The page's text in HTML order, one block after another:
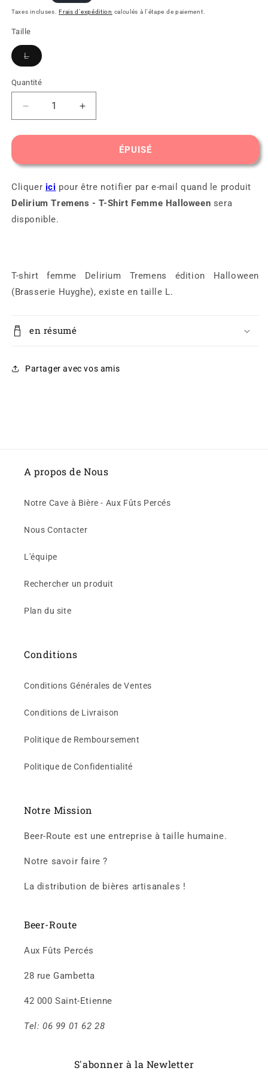
habituel
Taxes incluses.Frais d'expédition calculés à l'étape de paiement.
Taille
L
Variante
ou
Quantité
Réduire
la
quantité
Delirium
-
T-
Femme
Augmenter
la
quantité
Delirium
-
T-
ÉPUISÉ
Cliquer ici pour être notifier par e-mail quand le produit
Delirium Tremens - T-Shirt Femme Halloween sera
disponible.
T-shirt femme Delirium Tremens édition Halloween
(Brasserie Huyghe), existe en taille L.
en résumé
Partager avec vos amis
A propos de Nous
Notre Cave à Bière - Aux Fûts Percés
Nous Contacter
L'équipe
Rechercher un produit
Plan du site
Conditions
Conditions Générales de Ventes
Conditions de Livraison
Politique de Remboursement
Politique de Confidentialité
Notre Mission
Beer-Route est une entreprise à taille humaine.
Notre savoir faire ?
La distribution de bières artisanales !
Beer-Route
Aux Fûts Percés
28 rue Gambetta
42 000 Saint-Etienne
Tel: 06 99 01 62 28
S'abonner à la Newletter